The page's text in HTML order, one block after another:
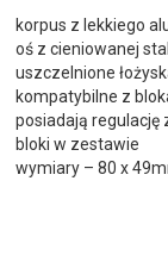
korpus z lekkiego
oś z cieniowanej
uszczelnione
kompatybilne z
posiadają regulację
bloki w zestawie
wymiary – 80 x